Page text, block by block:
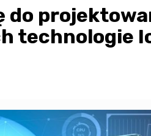
do
technologie